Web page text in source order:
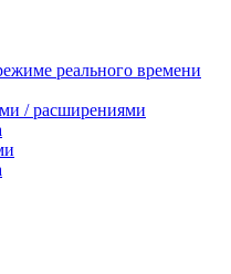
реального времени
/ расширениями